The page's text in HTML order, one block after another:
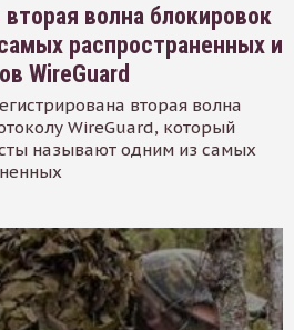
волна блокировок
распространенных и
WireGuard
вторая волна
WireGuard, который
называют одним из самых